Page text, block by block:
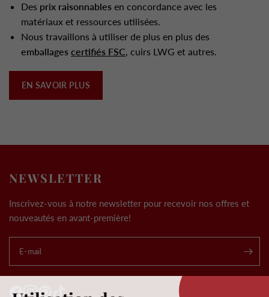
Des prix raisonnables en concordance avec les
matériaux et ressources utilisées.
Nous travaillons à utiliser de plus en plus des
emballages certifiés FSC, cuirs LWG et autres.
EN SAVOIR PLUS
NEWSLETTER
Inscrivez-vous à notre newsletter pour recevoir nos offres et
nouveautés en avant-première!
E-mail